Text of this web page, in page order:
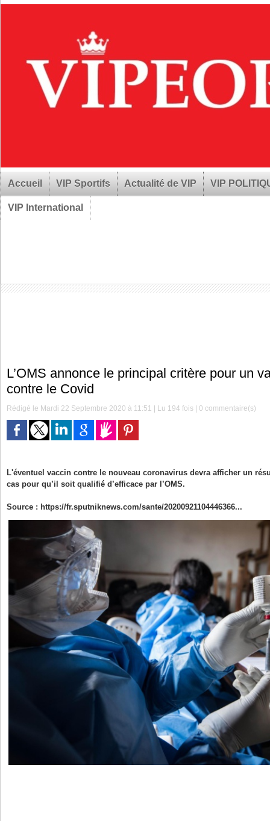
Accueil VIP Sportifs Actualité de VIP VIP
VIP International
L’OMS annonce le principal critère pour un
contre le Covid
Rédigé le Mardi 22 Septembre 2020 à 11:51 | Lu 194 fois |0 commentaire(s)
L'éventuel vaccin contre le nouveau coronavirus devra afficher un
cas pour qu’il soit qualifié d’efficace par l’OMS.
Source : https://fr.sputniknews.com/sante/20200921104446366...